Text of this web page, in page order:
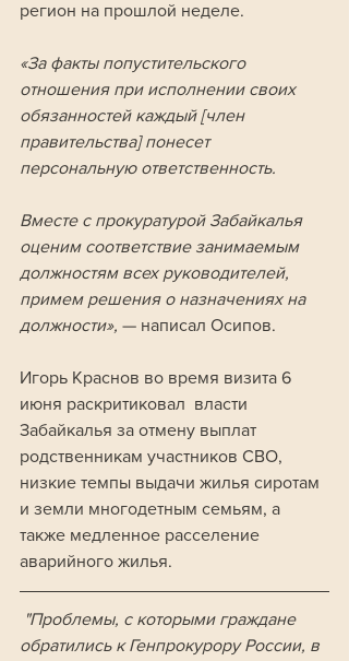
регион на прошлой неделе.
«За факты попустительского
отношения при исполнении своих
обязанностей каждый [член
правительства] понесет
персональную ответственность.
Вместе с прокуратурой Забайкалья
оценим соответствие занимаемым
должностям всех руководителей,
примем решения о назначениях на
должности», — написал Осипов.
Игорь Краснов во время визита 6
июня раскритиковал  власти
Забайкалья за отмену выплат
родственникам участников СВО,
низкие темпы выдачи жилья сиротам
и земли многодетным семьям, а
также медленное расселение
аварийного жилья.
обратились к Генпрокурору России, в